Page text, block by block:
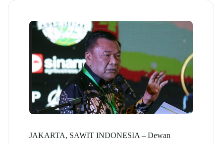
JAKARTA, SAWIT INDONESIA – Dewan